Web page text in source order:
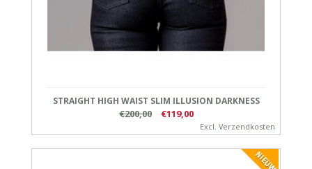
STRAIGHT HIGH WAIST SLIM ILLUSION DARKNESS
€200,00 €119,00
Excl. Verzendkosten